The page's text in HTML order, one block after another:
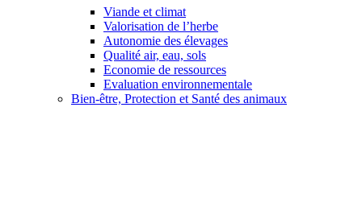
Viande et climat
Valorisation de l’herbe
Autonomie des élevages
Qualité air, eau, sols
Economie de ressources
Evaluation environnementale
Bien-être, Protection et Santé des animaux